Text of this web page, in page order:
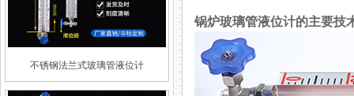
不锈钢法兰式玻璃管液位计
锅炉玻璃管液位计的主要技